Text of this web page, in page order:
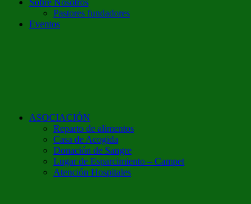
Pastores fundadores
Eventos
ASOCIACIÓN
Reparto de alimentos
Casa de Acogida
Donación de Sangre
Lugar de Esparcimiento – Campet
Atención Hospitales